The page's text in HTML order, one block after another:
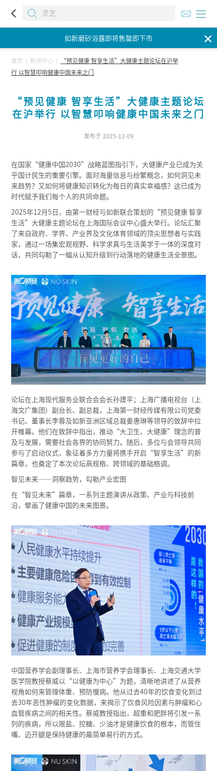
✕
如新磨砂浴露即将售罄即下市
如新磨砂浴露即将售罄即下市
首页 新闻中心
“预见健康 智享生活”大健康主题论坛在沪举
行 以智慧叩响健康中国未来之门
“预见健康 智享生活”大健康主题论坛
在沪举行 以智慧叩响健康中国未来之门
发布于 2025-12-09
在国家“健康中国2030”战略蓝图指引下，大健康产业已成为关
乎国计民生的重要引擎。面对海量信息与纷繁概念，如何洞见未
来趋势？又如何将健康知识转化为每日的真实幸福感？这已成为
时代赋予我们每个人的共同命题。
2025年12月5日，由第一财经与如新联合策划的“预见健康 智享
生活”大健康主题论坛在上海国际会议中心盛大举行。论坛汇聚
了来自政府、学界、产业界及文化体育领域的顶尖思想者与实践
家，通过一场集宏观视野、科学求真与生活美学于一体的深度对
话，共同勾勒了一幅从认知升级到行动落地的健康生活全景图。
论坛在上海现代服务业联合会会长孙建平；上海广播电视台（上
海文广集团）副台长、副总裁，上海第一财经传媒有限公司党委
书记、董事长李蓉及如新亚洲区域总裁姜惠琳等领导的致辞中拉
开帷幕。他们在致辞中指出，推动“大卫生、大健康”理念的普
及与发展，需要社会各界的协同努力。随后，多位与会领导共同
参与了启动仪式，象征着多方力量将携手开启“智享生活”的新
篇章，也奠定了本次论坛高规格、跨领域的基础格调。
智见未来——洞察趋势，勾勒产业宏图
在“智见未来”篇章，一系列主题演讲从政策、产业与科技前
沿，擘画了健康中国的未来图景。
中国营养学会副理事长、上海市营养学会理事长、上海交通大学
医学院教授蔡威以“以健康为中心”为题，清晰地讲述了从营养
视角如何来管理体重、预防慢病。他从过去40年的饮食变化到过
去30年恶性肿瘤的变化数据，来揭示了饮食风险因素与肿瘤和心
血管疾病之间的相关性。蔡威教授指出，超重和肥胖将引发一系
列的疾病，所以限盐、控糖、少油才是健康饮食的根本，而管住
嘴、迈开腿是保持健康的最简单易行的方式。